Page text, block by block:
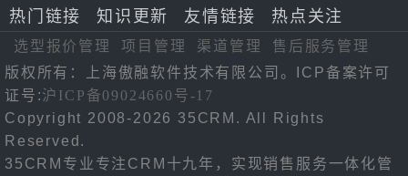
热门链接 知识更新 友情链接 热点关注
选型报价管理 项目管理 渠道管理
售后服务管理
版权所有：上海傲融软件技术有限公司。ICP备案许可
证号:沪ICP备09024660号-17
Copyright 2008-2026 35CRM. All Rights
Reserved.
35CRM专业专注CRM十九年，实现销售服务一体化管